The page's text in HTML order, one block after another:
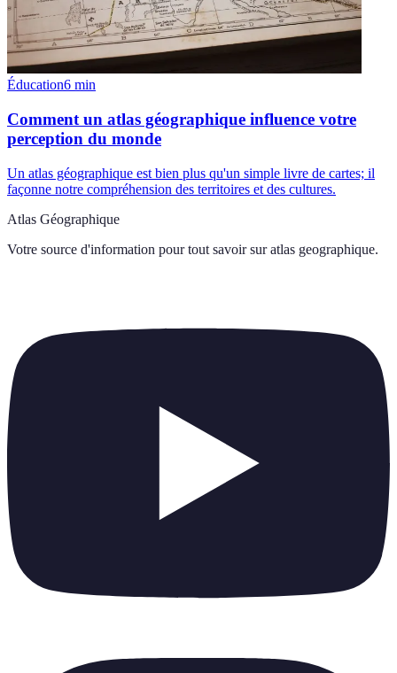
Éducation6 min
Comment un atlas géographique influence votre
perception du monde
Un atlas géographique est bien plus qu'un simple livre de cartes; il
façonne notre compréhension des territoires et des cultures.
Atlas Géographique
Votre source d'information pour tout savoir sur atlas geographique.